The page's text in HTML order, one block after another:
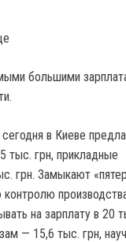
большими
в Киеве
грн, прикладные
грн. Замыкают
на зарплату в 20
— 15,6 тыс. грн,